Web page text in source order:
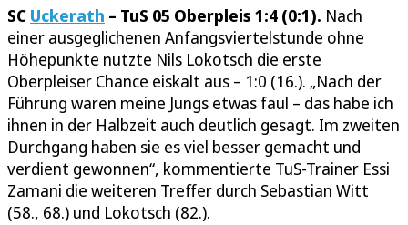
SC Uckerath – TuS 05 Oberpleis 1:4 (0:1). Nach
einer ausgeglichenen Anfangsviertelstunde ohne
Höhepunkte nutzte Nils Lokotsch die erste
Oberpleiser Chance eiskalt aus – 1:0 (16.). „Nach der
Führung waren meine Jungs etwas faul – das habe ich
ihnen in der Halbzeit auch deutlich gesagt. Im zweiten
Durchgang haben sie es viel besser gemacht und
verdient gewonnen“, kommentierte TuS-Trainer Essi
Zamani die weiteren Treffer durch Sebastian Witt
(58., 68.) und Lokotsch (82.).